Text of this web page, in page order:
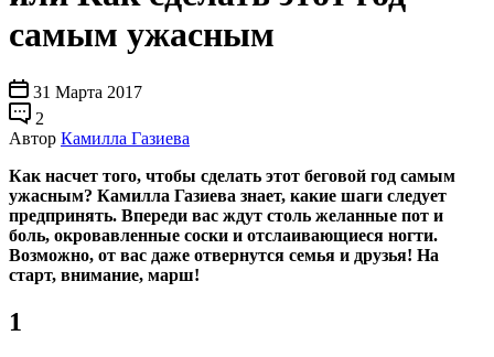
самым ужасным
31 Марта 2017
2
Автор Камилла Газиева
Как насчет того, чтобы сделать этот беговой год самым
ужасным? Камилла Газиева знает, какие шаги следует
предпринять. Впереди вас ждут столь желанные пот и
боль, окровавленные соски и отслаивающиеся ногти.
Возможно, от вас даже отвернутся семья и друзья! На
старт, внимание, марш!
1